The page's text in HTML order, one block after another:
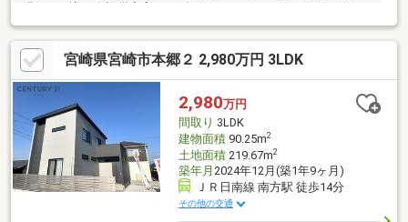
明・網戸込み☆設備充実！リビングエアコン、TV+TVボード、ソ
ファー、ダイニングセット、カーテンレール付き！☆家族で自然
と会話が弾む対面キッチン☆小・中学校、スーパーが徒歩5分圏
内で生活利便性◎！◇～周辺環境～◇☆赤江小学校 徒歩2分／
赤江東中学校 徒歩5分☆Foodaly赤江店 徒歩2分【ご見学のご
予約・お問い合わせ方法】☆TEL『0985-23-5449』までお電話、
または『見学予約する』『資料請求する』からお気軽にお問い合
わせください。
宮崎県宮崎市本郷２ 2,980万円 3LDK
2,980万円
間取り 3LDK
建物面積90.25m2
土地面積219.67m2
築年月 2024年12月(築1年9ヶ月)
ＪＲ日南線 南方駅 徒歩14分
その他の交通